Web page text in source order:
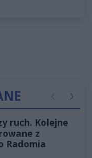
Poprzednie
ruch. Kolejne
z
Radomia